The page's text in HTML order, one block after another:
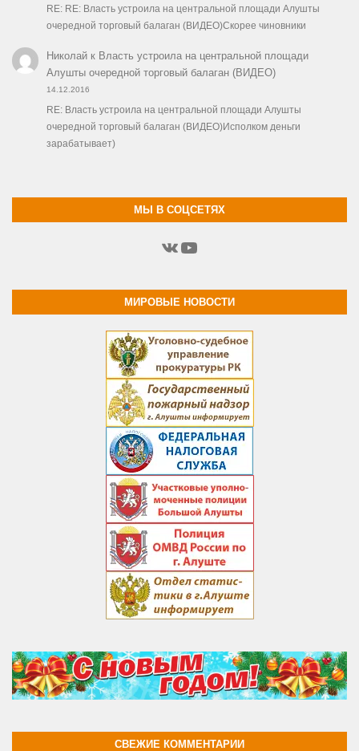
RE: RE: Власть устроила на центральной площади Алушты
очередной торговый балаган (ВИДЕО)Скорее чиновники
Николайк Власть устроила на центральной площади
Алушты очередной торговый балаган (ВИДЕО)
14.12.2016
RE: Власть устроила на центральной площади Алушты
очередной торговый балаган (ВИДЕО)Исполком деньги
зарабатывает)
МЫ В СОЦСЕТЯХ
ВКонтакте
YouTube
МИРОВЫЕ НОВОСТИ
СВЕЖИЕ КОММЕНТАРИИ